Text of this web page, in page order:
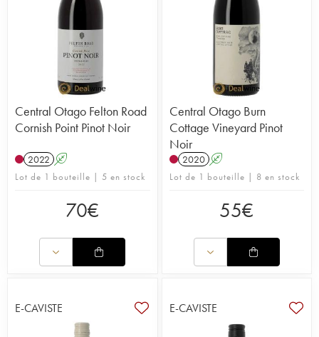
Central Otago Felton Road
Cornish Point Pinot Noir
2022 A
Lot de 1 bouteille | 5 en stock
70€
Central Otago Burn
Cottage Vineyard Pinot
Noir
2020 A
Lot de 1 bouteille | 8 en stock
55€
E-CAVISTE E-CAVISTE